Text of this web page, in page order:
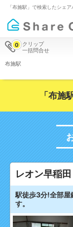
「布施駅」で検索したシェア
クリップ
一括問合せ
0
布施駅
「布施
レオン早稲田
駅徒歩3分!全部屋
す。